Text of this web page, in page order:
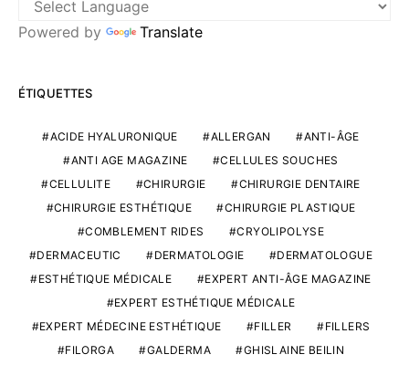
Powered by Translate
ÉTIQUETTES
ACIDE HYALURONIQUE ALLERGAN
ANTI-ÂGE
ANTI AGE MAGAZINE
CELLULES SOUCHES
CELLULITE
CHIRURGIE
CHIRURGIE DENTAIRE
CHIRURGIE ESTHÉTIQUE
CHIRURGIE PLASTIQUE
COMBLEMENT RIDES
CRYOLIPOLYSE
DERMACEUTIC
DERMATOLOGIE
DERMATOLOGUE
ESTHÉTIQUE MÉDICALE
EXPERT ANTI-ÂGE MAGAZINE
EXPERT ESTHÉTIQUE MÉDICALE
EXPERT MÉDECINE ESTHÉTIQUE
FILLER
FILLERS
FILORGA
GALDERMA
GHISLAINE BEILIN